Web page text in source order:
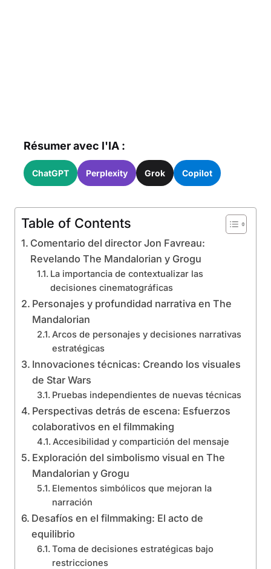
Résumer avec l'IA :
ChatGPT Perplexity Grok Copilot
Table of Contents
Comentario del director Jon Favreau:
Revelando The Mandalorian y Grogu
La importancia de contextualizar las
decisiones cinematográficas
Personajes y profundidad narrativa en The
Mandalorian
Arcos de personajes y decisiones narrativas
estratégicas
Innovaciones técnicas: Creando los visuales
de Star Wars
Pruebas independientes de nuevas técnicas
Perspectivas detrás de escena: Esfuerzos
colaborativos en el filmmaking
Accesibilidad y compartición del mensaje
Exploración del simbolismo visual en The
Mandalorian y Grogu
Elementos simbólicos que mejoran la
narración
Desafíos en el filmmaking: El acto de
equilibrio
Toma de decisiones estratégicas bajo
restricciones